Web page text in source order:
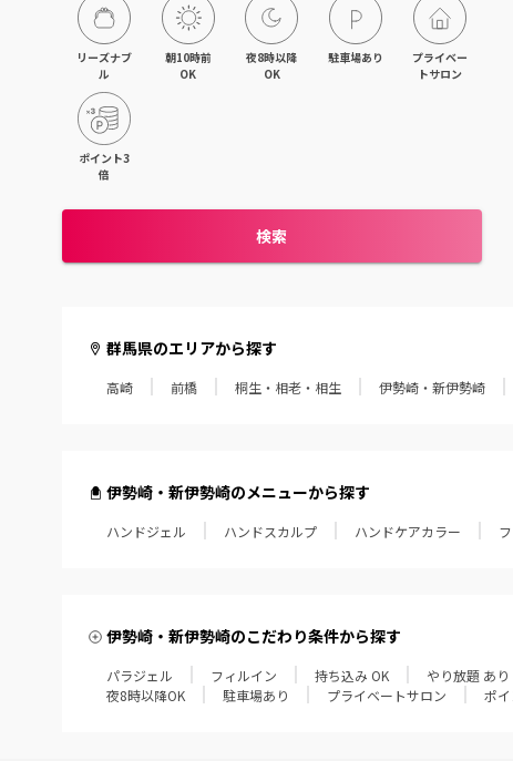
リーズナブ
ル
朝10時前
OK
夜8時以降
OK
駐車場あり
プライベー
トサロン
ポイント3
倍
検索
群馬県のエリアから探す
高崎 前橋 桐生・相老・相生 伊勢崎・新伊勢崎
伊勢崎・新伊勢崎のメニューから探す
ハンドジェル ハンドスカルプ ハンドケアカラー
伊勢崎・新伊勢崎のこだわり条件から探す
パラジェル フィルイン 持ち込み OK やり放題 あり
夜8時以降OK
駐車場あり プライベートサロン ポ